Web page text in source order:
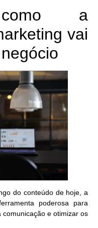
como a
vai
do conteúdo de hoje, a
poderosa para
e otimizar os